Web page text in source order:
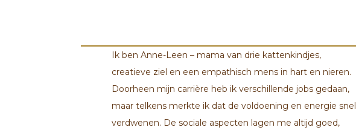
Ik ben Anne-Leen – mama van drie kattenkindjes,
creatieve ziel en een empathisch mens in hart en nieren.
Doorheen mijn carrière heb ik verschillende jobs gedaan,
maar telkens merkte ik dat de voldoening en energie snel
verdwenen. De sociale aspecten lagen me altijd goed,